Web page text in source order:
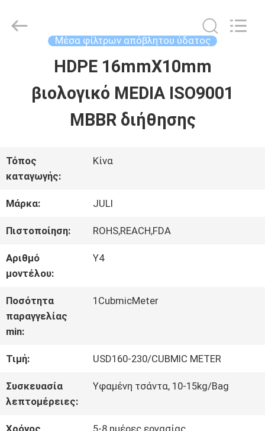
ΠΡΟΪΌΝΤΑ
ΣΧΕΤΙΚΆ
ΜΕ
ΕΜΆΣ
ΕΠΙΣΚΕΨΉ
ΕΡΓΟΣΤΑΣΊΟΥ
ΈΛΕΓΧΟΣ
ΠΟΙΌΤΗΤΑΣ
ΕΠΙΚΟΙΝΩΝΉΣΤΕ
ΜΑΖΊ
Plastic
CO.,LTD.
Μέσα φίλτρων απόβλητου ύδατος
HDPE 16mmX10mm
βιολογικό MEDIA ISO9001
MBBR διήθησης
Τόπος
καταγωγής:
Κίνα
Μάρκα: JULI
Πιστοποίηση: ROHS,REACH,FDA
Αριθμό
μοντέλου:
Y4
Ποσότητα
παραγγελίας
min:
1CubmicMeter
Τιμή: USD160-230/CUBMIC METER
Συσκευασία
λεπτομέρειες:
Υφαμένη τσάντα, 10-15kg/Bag